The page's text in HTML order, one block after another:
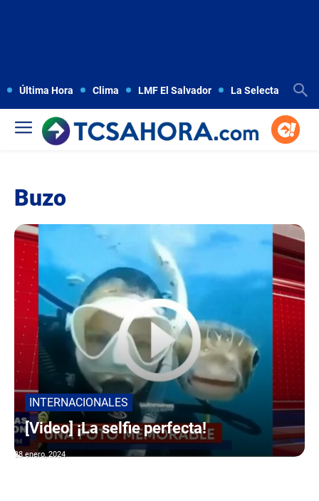
Última Hora Clima LMF El Salvador La Selecta
Buzo
INTERNACIONALES
[Video] ¡La selfie perfecta!
28 enero, 2024